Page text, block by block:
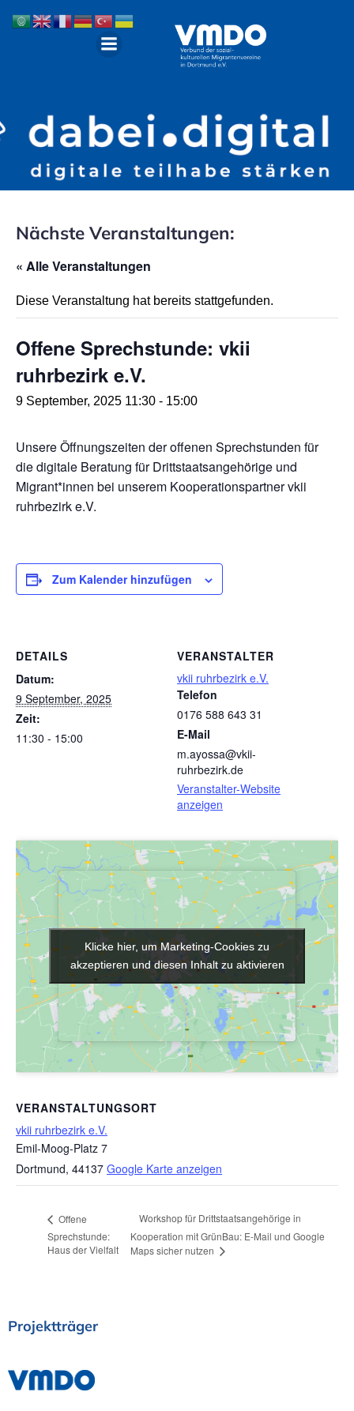
Nächste Veranstaltungen:
« Alle Veranstaltungen
Diese Veranstaltung hat bereits stattgefunden.
Offene Sprechstunde: vkii
ruhrbezirk e.V.
9 September, 2025 11:30 - 15:00
Unsere Öffnungszeiten der offenen Sprechstunden für
die digitale Beratung für Drittstaatsangehörige und
Migrant*innen bei unserem Kooperationspartner vkii
ruhrbezirk e.V.
Zum Kalender hinzufügen
DETAILS
Datum:
9 September, 2025
Zeit:
11:30 - 15:00
VERANSTALTER
vkii ruhrbezirk e.V.
Telefon
0176 588 643 31
E-Mail
m.ayossa@vkii-
ruhrbezirk.de
Veranstalter-Website
anzeigen
VERANSTALTUNGSORT
vkii ruhrbezirk e.V.
Emil-Moog-Platz 7
Dortmund, 44137 Google Karte anzeigen
Klicke hier, um Marketing-Cookies zu
akzeptieren und diesen Inhalt zu aktivieren
Klicke hier, um Marketing-Cookies zu
akzeptieren und diesen Inhalt zu aktivieren
Offene
Sprechstunde:
Haus der Vielfalt
Workshop für Drittstaatsangehörige in
Kooperation mit GrünBau: E-Mail und Google
Maps sicher nutzen
Projektträger